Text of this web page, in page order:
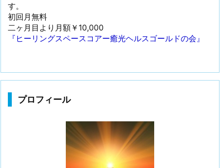
す。
初回月無料
二ヶ月目より月額￥10,000
『ヒーリングスペースコアー癒光ヘルスゴールドの会』
プロフィール